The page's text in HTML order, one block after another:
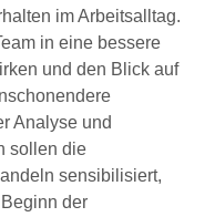
im Arbeitsalltag.
in eine bessere
und den Blick auf
Analyse und
sollen die
sensibilisiert,
der